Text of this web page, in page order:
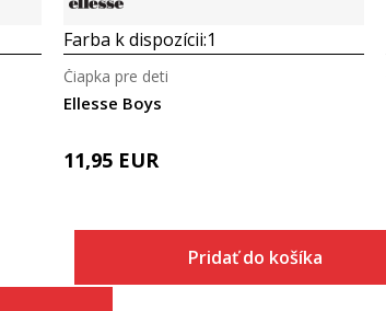
Farba k dispozícii:1
Ellesse Boys
Čiapka pre deti
11,95 EUR
Pridať do košíka